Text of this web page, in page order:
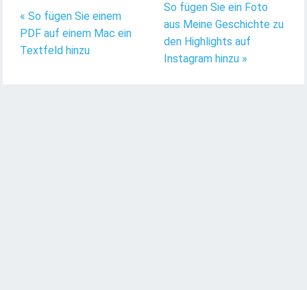
« So fügen Sie einem
PDF auf einem Mac ein
Textfeld hinzu
So fügen Sie ein Foto
aus Meine Geschichte zu
den Highlights auf
Instagram hinzu »